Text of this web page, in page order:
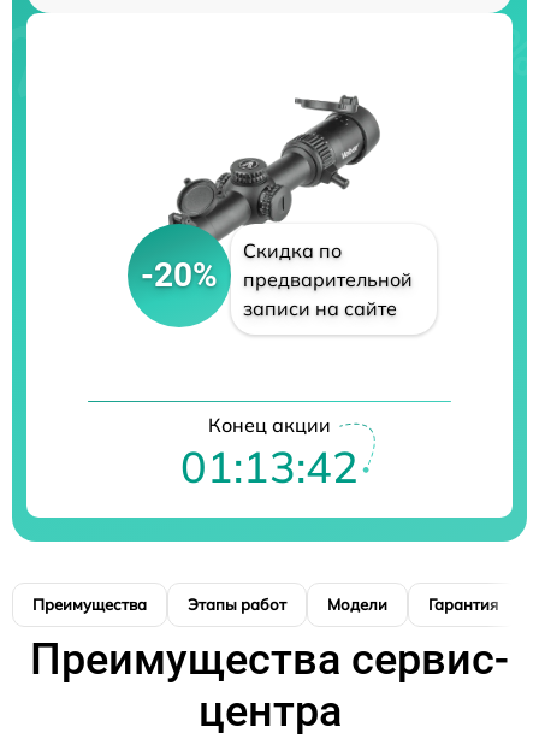
-20%
Скидка по
предварительной
записи на сайте
Конец акции
01:13:41
Преимущества Этапы работ Модели Гарантия
Преимущества сервис-
центра